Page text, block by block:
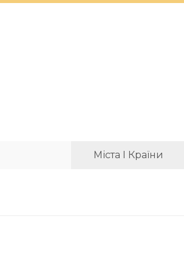
Міста І Країни